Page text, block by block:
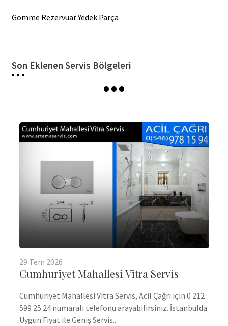
Gömme Rezervuar Yedek Parça
Son Eklenen Servis Bölgeleri
29 Tem 2026
Cumhuriyet Mahallesi Vitra Servis
Cumhuriyet Mahallesi Vitra Servis, Acil Çağrı için 0 212
599 25 24 numaralı telefonu arayabilirsiniz. İstanbulda
Uygun Fiyat ile Geniş Servis...